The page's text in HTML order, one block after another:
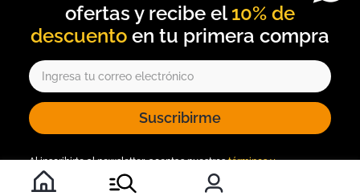
10% de
descuento
Suscribirme
Al inscribirte al newsletter, aceptas nuestrostérminos y
condiciones
, y nuestra política de tratamiento de información